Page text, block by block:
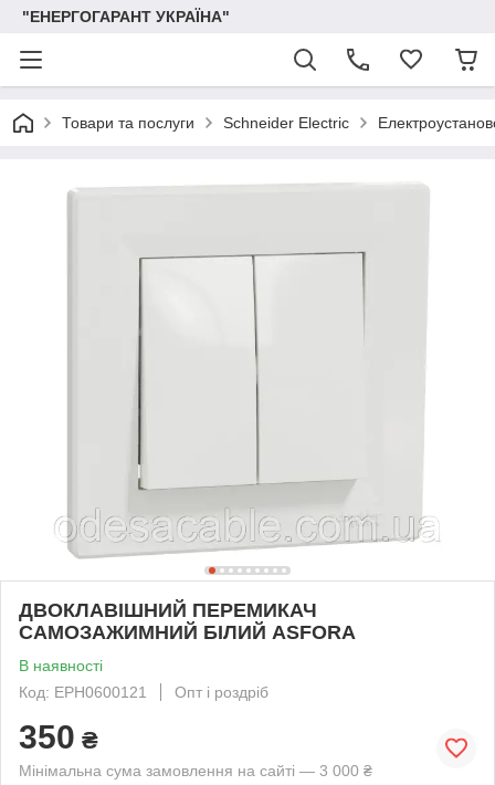
"ЕНЕРГОГАРАНТ УКРАЇНА"
Товари та послуги Schneider Electric
ДВОКЛАВІШНИЙ ПЕРЕМИКАЧ
САМОЗАЖИМНИЙ БІЛИЙ ASFORA
В наявності
Код: EPH0600121
Опт і роздріб
350 ₴
Мінімальна сума замовлення на сайті — 3 000 ₴